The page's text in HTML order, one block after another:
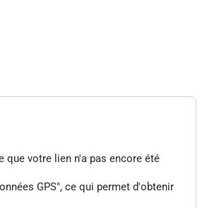
votre lien n'a pas encore été
GPS", ce qui permet d'obtenir